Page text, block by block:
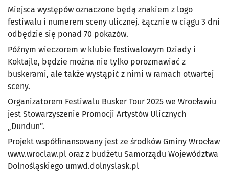
Miejsca występów oznaczone będą znakiem z logo
festiwalu i numerem sceny ulicznej. Łącznie w ciągu 3 dni
odbędzie się ponad 70 pokazów.
Późnym wieczorem w klubie festiwalowym Dziady i
Koktajle, będzie można nie tylko porozmawiać z
buskerami, ale także wystąpić z nimi w ramach otwartej
sceny.
Organizatorem Festiwalu Busker Tour 2025 we Wrocławiu
jest Stowarzyszenie Promocji Artystów Ulicznych
„Dundun”.
Projekt współfinansowany jest ze środków Gminy Wrocław
www.wroclaw.pl oraz z budżetu Samorządu Województwa
Dolnośląskiego umwd.dolnyslask.pl